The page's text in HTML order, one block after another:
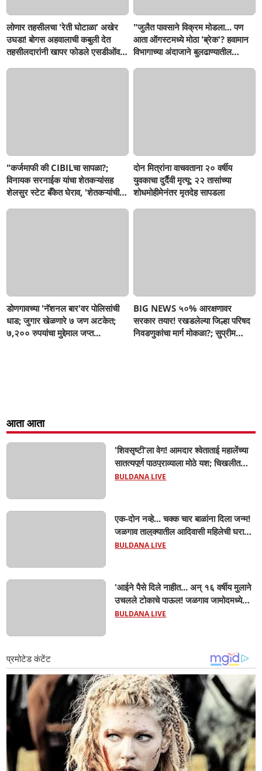
लोणार तहसीलचा 'रेती घोटाळा' अखेर
उघडा! बोगस अहवालाची कबुली देत
तहसीलदारांनी खापर फोडले एसडीओंवर;
"जुलैत पावसाने विक्रम मोडला... पण
आता ऑगस्टमध्ये मोठा 'ब्रेक'? हवामान
विभागाच्या अंदाजाने बुलढाण्यातील
"कर्जमाफी की CIBILचा सापळा?;
विनायक सरनाईक यांचा शेतकऱ्यांसह
शेलसुर स्टेट बँकेत घेराव, 'शेतकऱ्यांची
दोन मित्रांना वाचवताना २० वर्षीय
युवकाचा दुर्दैवी मृत्यू; २२ तासांच्या
शोधमोहीमेनंतर मृतदेह सापडला
डोणगावच्या 'नॅशनल बार'वर पोलिसांची
धाड; जुगार खेळणारे ७ जण अटकेत;
७,२०० रुपयांचा मुद्देमाल जप्त...
BIG NEWS ५०% आरक्षणावर
सरकार तयार! रखडलेल्या जिल्हा परिषद
निवडणुकांचा मार्ग मोकळा?; सुप्रीम
आता आता
'शिवसृष्टी'ला वेग! आमदार श्वेताताई महालेंच्या
सातत्यपूर्ण पाठपुराव्याला मोठे यश; चिखलीत
साकारणार ६५ कोटींचा भव्य 'छत्रपती शिवाजी
BULDANA LIVE
एक-दोन नव्हे... चक्क चार बाळांना दिला जन्म!
जळगाव तालुक्यातील आदिवासी महिलेची घरातच
प्रसूती; आता झाली ७ लेकरांची माय ! वैद्यकीय
BULDANA LIVE
'आईने पैसे दिले नाहीत... अन् १६ वर्षीय मुलाने
उचलले टोकाचे पाऊल! जळगाव जामोदमध्ये
खळबळ'! मुलांमधली सहनशीलता संपली काय?
BULDANA LIVE